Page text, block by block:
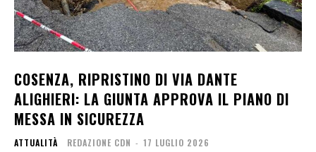
COSENZA, RIPRISTINO DI VIA DANTE
ALIGHIERI: LA GIUNTA APPROVA IL PIANO DI
MESSA IN SICUREZZA
ATTUALITÀ REDAZIONE CDN - 17 LUGLIO 2026